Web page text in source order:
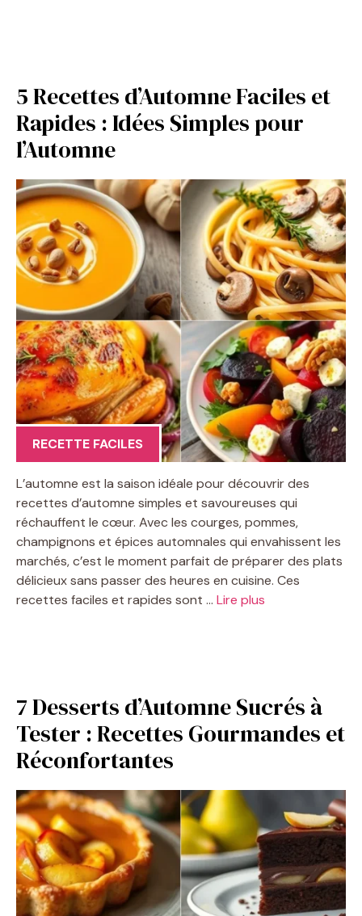
5 Recettes d’Automne Faciles et
Rapides : Idées Simples pour
l’Automne
RECETTE FACILES
L’automne est la saison idéale pour découvrir des
recettes d’automne simples et savoureuses qui
réchauffent le cœur. Avec les courges, pommes,
champignons et épices automnales qui envahissent les
marchés, c’est le moment parfait de préparer des plats
délicieux sans passer des heures en cuisine. Ces
recettes faciles et rapides sont … Lire plus
7 Desserts d’Automne Sucrés à
Tester : Recettes Gourmandes et
Réconfortantes